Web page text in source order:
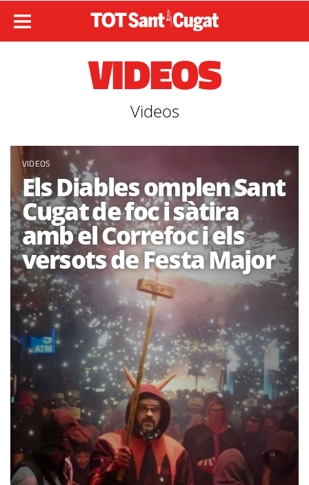
VIDEOS
Videos
VIDEOS
Els Diables omplen Sant
Cugat de foc i sàtira
amb el Correfoc i els
versots de Festa Major